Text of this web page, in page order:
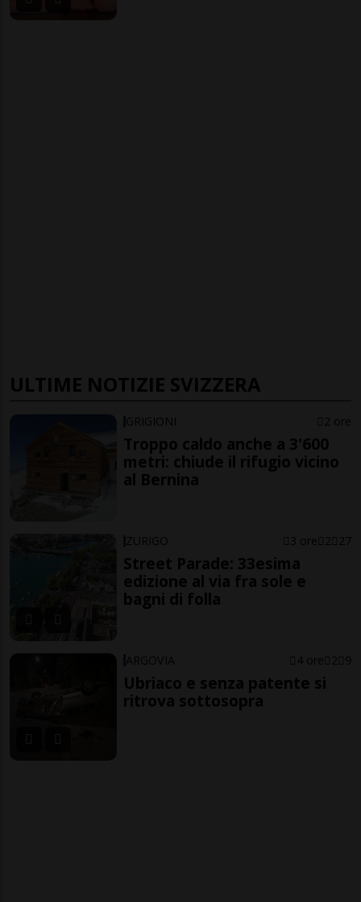
ULTIME NOTIZIE SVIZZERA
GRIGIONI 2 ore
Troppo caldo anche a 3'600
metri: chiude il rifugio vicino
al Bernina
ZURIGO 3 ore 2 27
Street Parade: 33esima
edizione al via fra sole e
bagni di folla
ARGOVIA 4 ore 2 9
Ubriaco e senza patente si
ritrova sottosopra